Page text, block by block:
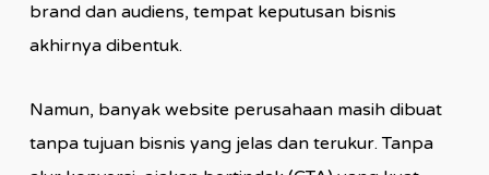
brand dan audiens, tempat keputusan bisnis
akhirnya dibentuk.
Namun, banyak website perusahaan masih dibuat
tanpa tujuan bisnis yang jelas dan terukur. Tanpa